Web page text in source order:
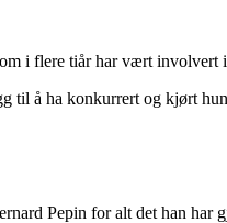
i flere tiår har vært involvert
til å ha konkurrert og kjørt
Pepin for alt det han har